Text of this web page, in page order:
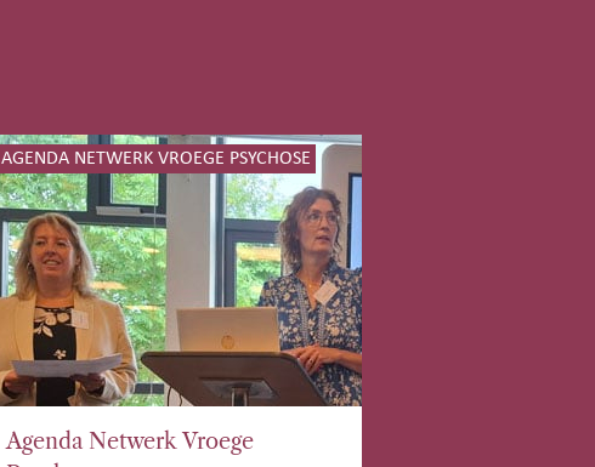
AGENDA NETWERK VROEGE PSYCHOSE
Agenda Netwerk Vroege